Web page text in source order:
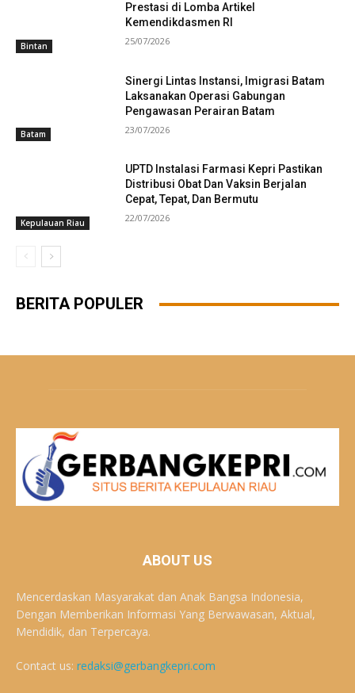
Bintan
Prestasi di Lomba Artikel
Kemendikdasmen RI
25/07/2026
Batam
Sinergi Lintas Instansi, Imigrasi Batam
Laksanakan Operasi Gabungan
Pengawasan Perairan Batam
23/07/2026
Kepulauan Riau
UPTD Instalasi Farmasi Kepri Pastikan
Distribusi Obat Dan Vaksin Berjalan
Cepat, Tepat, Dan Bermutu
22/07/2026
BERITA POPULER
ABOUT US
Mencerdaskan Masyarakat dan Anak Bangsa Indonesia,
Dengan Memberikan Informasi Yang Berwawasan, Aktual,
Mendidik, dan Terpercaya.
Contact us: redaksi@gerbangkepri.com